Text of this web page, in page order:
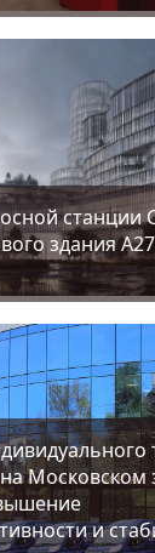
станции
здания
Московском
и